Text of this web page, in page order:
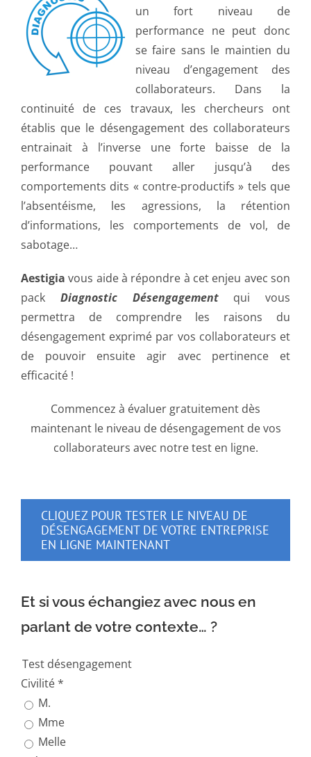
un fort niveau de
performance ne peut donc
se faire sans le maintien du
niveau d’engagement des
collaborateurs. Dans la
continuité de ces travaux, les chercheurs ont
établis que le désengagement des collaborateurs
entrainait à l’inverse une forte baisse de la
performance pouvant aller jusqu’à des
comportements dits « contre-productifs » tels que
l’absentéisme, les agressions, la rétention
d’informations, les comportements de vol, de
sabotage…
Aestigia vous aide à répondre à cet enjeu avec son
pack Diagnostic Désengagementqui vous
permettra de comprendre les raisons du
désengagement exprimé par vos collaborateurs et
de pouvoir ensuite agir avec pertinence et
efficacité !
Commencez à évaluer gratuitement dès
maintenant le niveau de désengagement de vos
collaborateurs avec notre test en ligne.
CLIQUEZ POUR TESTER LE NIVEAU DE
DÉSENGAGEMENT DE VOTRE ENTREPRISE
EN LIGNE MAINTENANT
Et si vous échangiez avec nous en
parlant de votre contexte… ?
Test désengagement
Civilité*
M.
Mme
Melle